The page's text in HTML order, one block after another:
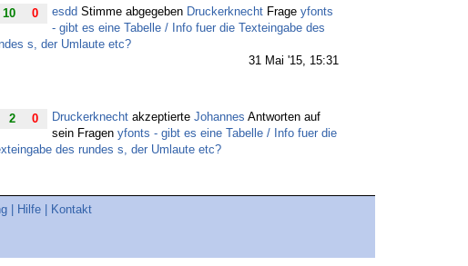
10 0 esdd Stimme abgegeben Druckerknecht Frage yfonts
- gibt es eine Tabelle / Info fuer die Texteingabe des
s, der Umlaute etc?
31 Mai '15, 15:31
2 0 Druckerknecht akzeptierte Johannes Antworten auf
sein Fragen yfonts - gibt es eine Tabelle / Info fuer die
des rundes s, der Umlaute etc?
rundes s, der Umlaute etc?
Hilfe Kontakt